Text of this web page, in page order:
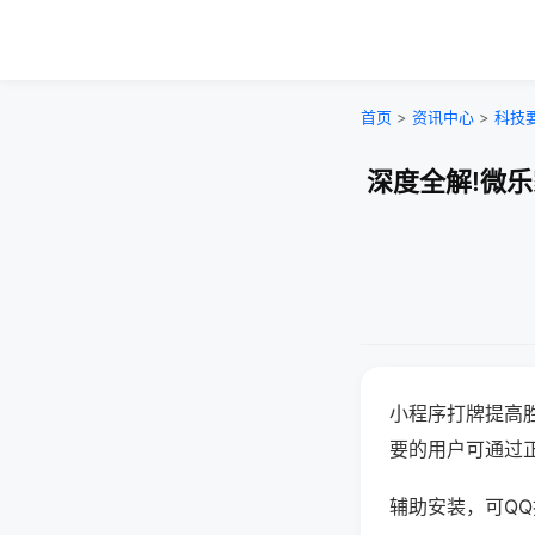
首页 > 资讯中心 > 科技
深度全解!微
小程序打牌提高
要的用户可通过
辅助安装，可